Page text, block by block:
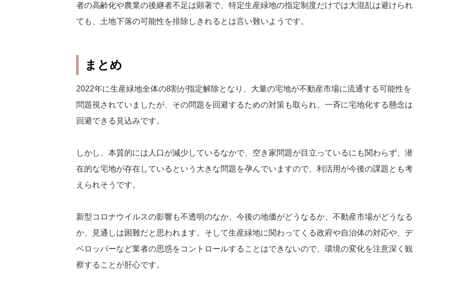
者の高齢化や農業の後継者不足は顕著で、特定生産緑地の指定制度だけでは大混乱は避けられ
ても、土地下落の可能性を排除しきれるとは言い難いようです。
まとめ
2022年に生産緑地全体の8割が指定解除となり、大量の宅地が不動産市場に流通する可能性を
問題視されていましたが、その問題を回避するための対策も取られ、一斉に宅地化する懸念は
回避できる見込みです。
しかし、本質的には人口が減少しているなかで、空き家問題が目立っているにも関わらず、潜
在的な宅地が存在しているという大きな問題を孕んでいますので、利活用が今後の課題とも考
えられそうです。
新型コロナウイルスの影響も不透明のなか、今後の地価がどうなるか、不動産市場がどうなる
か、見通しは困難だと思われます。そして生産緑地に関わってくる政府や自治体の対応や、デ
ベロッパーなど業者の思惑をコントロールすることはできないので、環境の変化を注意深く観
察することが肝心です。